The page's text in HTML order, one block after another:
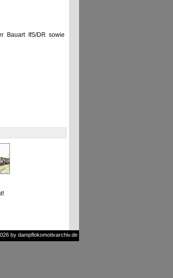
Bauart IfS/DR sowie
by dampflokomotivarchiv.de